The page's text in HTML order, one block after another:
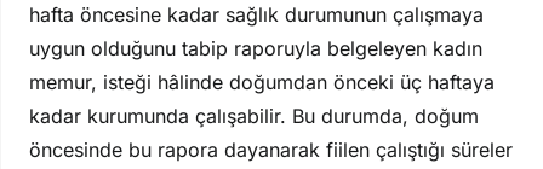
hafta öncesine kadar sağlık durumunun çalışmaya
uygun olduğunu tabip raporuyla belgeleyen kadın
memur, isteği hâlinde doğumdan önceki üç haftaya
kadar kurumunda çalışabilir. Bu durumda, doğum
öncesinde bu rapora dayanarak fiilen çalıştığı süreler